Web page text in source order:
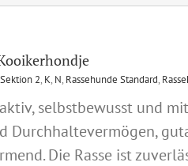
2, K, N, Rassehunde Standard,
selbstbewusst und
Durchhaltevermögen,
Die Rasse ist